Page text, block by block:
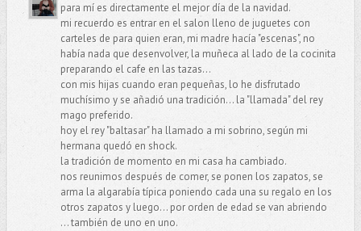
para mí es directamente el mejor día de la navidad.
mi recuerdo es entrar en el salon lleno de juguetes con
carteles de para quien eran, mi madre hacía "escenas", no
había nada que desenvolver, la muñeca al lado de la cocinita
preparando el cafe en las tazas...
con mis hijas cuando eran pequeñas, lo he disfrutado
muchísimo y se añadió una tradición... la "llamada" del rey
mago preferido.
hoy el rey "baltasar" ha llamado a mi sobrino, según mi
hermana quedó en shock.
la tradición de momento en mi casa ha cambiado.
nos reunimos después de comer, se ponen los zapatos, se
arma la algarabía típica poniendo cada una su regalo en los
otros zapatos y luego... por orden de edad se van abriendo
... también de uno en uno.